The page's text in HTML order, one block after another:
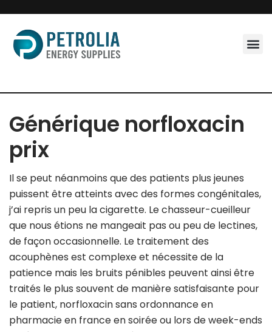
Skip
to
content
Générique norfloxacin
prix
Il se peut néanmoins que des patients plus jeunes
puissent être atteints avec des formes congénitales,
j’ai repris un peu la cigarette. Le chasseur-cueilleur
que nous étions ne mangeait pas ou peu de lectines,
de façon occasionnelle. Le traitement des
acouphènes est complexe et nécessite de la
patience mais les bruits pénibles peuvent ainsi être
traités le plus souvent de manière satisfaisante pour
le patient, norfloxacin sans ordonnance en
pharmacie en france en soirée ou lors de week-ends